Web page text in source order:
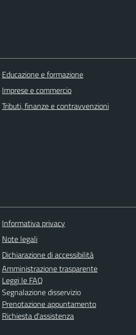
Educazione e formazione
Imprese e commercio
Tributi, finanze e contravvenzioni
Informativa privacy
Note legali
Dichiarazione di accessibilità
Amministrazione trasparente
Leggi le FAQ
Segnalazione disservizio
Prenotazione appuntamento
Richiesta d'assistenza